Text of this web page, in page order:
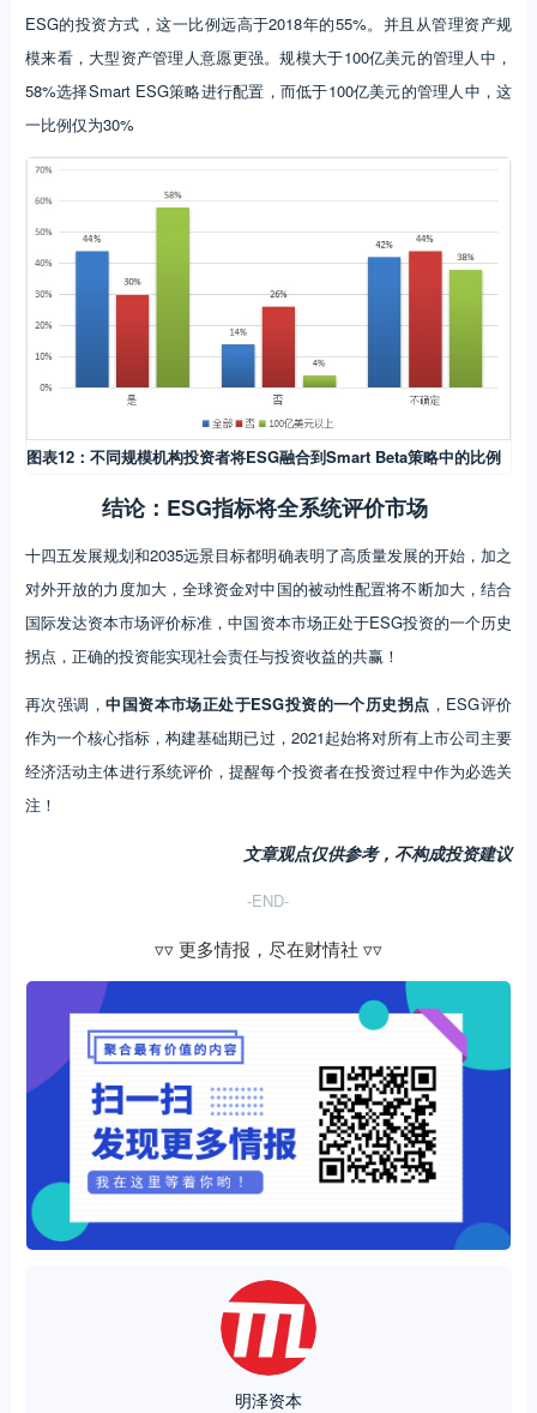
ESG的投资方式，这一比例远高于2018年的55%。并且从管理资产规
模来看，大型资产管理人意愿更强。规模大于100亿美元的管理人中，
58%选择Smart ESG策略进行配置，而低于100亿美元的管理人中，这
一比例仅为30%
图表12：不同规模机构投资者将ESG融合到Smart Beta策略中的比例
结论：ESG指标将全系统评价市场
十四五发展规划和2035远景目标都明确表明了高质量发展的开始，加之
对外开放的力度加大，全球资金对中国的被动性配置将不断加大，结合
国际发达资本市场评价标准，中国资本市场正处于ESG投资的一个历史
拐点，正确的投资能实现社会责任与投资收益的共赢！
再次强调，中国资本市场正处于ESG投资的一个历史拐点 ，ESG评价
作为一个核心指标，构建基础期已过，2021起始将对所有上市公司主要
经济活动主体进行系统评价，提醒每个投资者在投资过程中作为必选关
注！
文章观点仅供参考，不构成投资建议
-END-
▿▿ 更多情报，尽在财情社 ▿▿
明泽资本